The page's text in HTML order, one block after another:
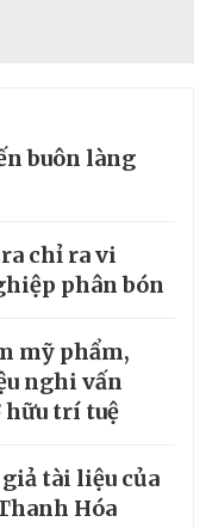
buôn làng
chỉ ra vi
phân bón
mỹ phẩm,
nghi vấn
hữu trí tuệ
tài liệu của
Hóa